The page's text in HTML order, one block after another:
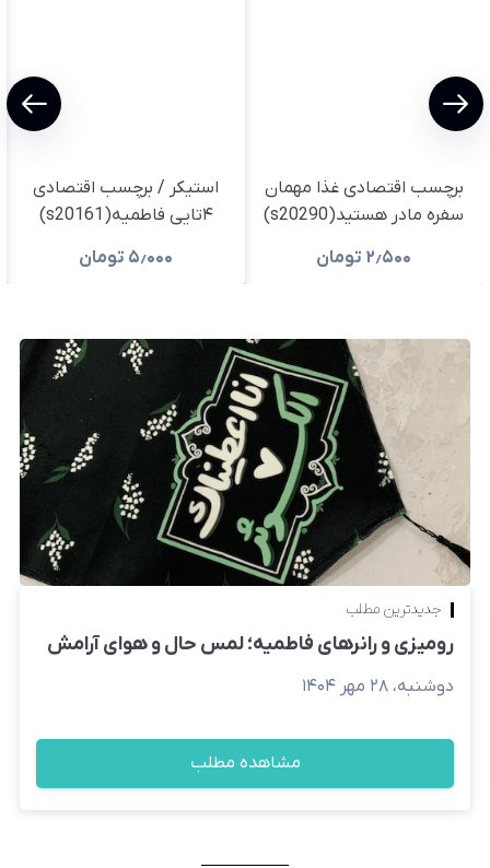
برچسب اقتصادی غذا مهمان
سفره مادر هستید(s20290)
۲٫۵۰۰ تومان
استیکر / برچسب اقتصادی
۴تایی فاطمیه(s20161)
۵٫۰۰۰ تومان
جدیدترین مطلب
رومیزی و رانرهای فاطمیه؛ لمس حال و هوای آرامش
دوشنبه، ۲۸ مهر ۱۴۰۴
مشاهده مطلب